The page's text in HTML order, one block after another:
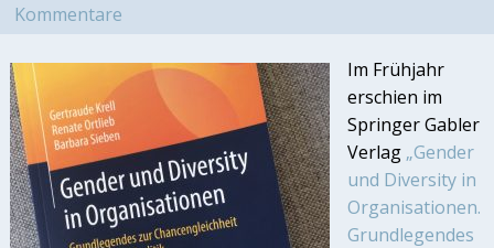
Kommentare
Im Frühjahr
erschien im
Springer Gabler
Verlag „Gender
und Diversity in
Organisationen.
Grundlegendes